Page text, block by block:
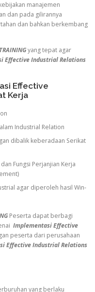
manajemen
dan pada gilirannya
dan bahkan berkembang
yang tepat agar
Effective Industrial Relations
Effective
Kerja
Industrial Relation
dibalik keberadaan Serikat
Fungsi Perjanjian Kerja
agar diperoleh hasil Win-
Peserta dapat berbagi
Implementasi Effective
peserta dari perusahaan
Effective Industrial Relations
yang berlaku